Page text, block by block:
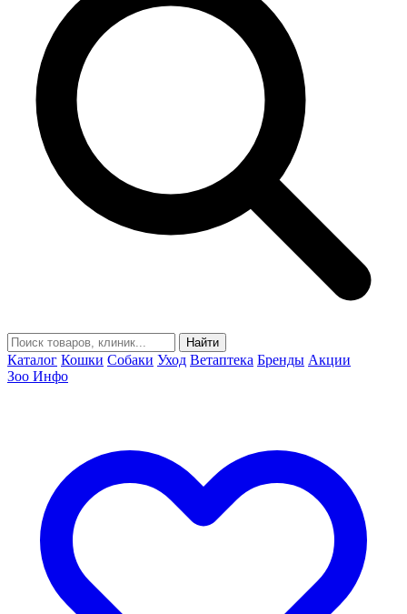
Найти
Каталог Кошки Собаки Уход Ветаптека Бренды Акции
Зоо Инфо